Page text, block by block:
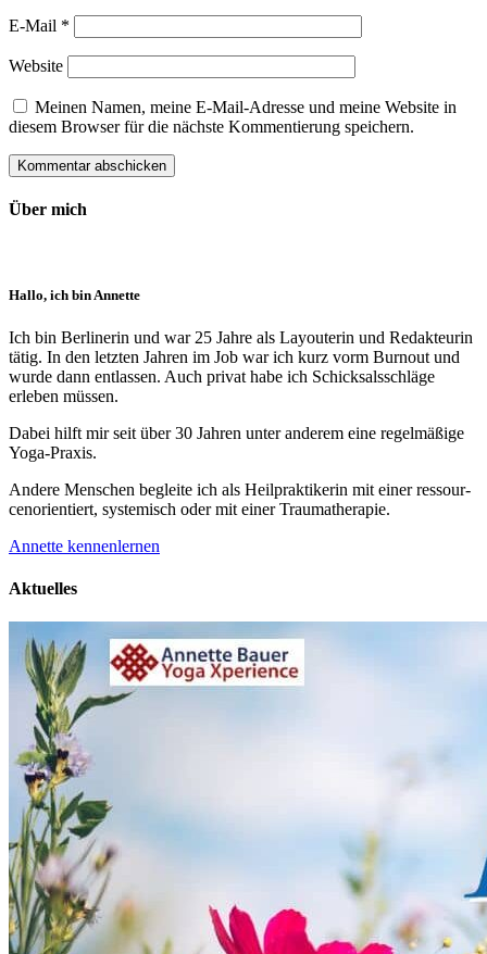
E-Mail *
Website
Meinen Namen, meine E-Mail-Adresse und meine Website in
diesem Browser für die nächste Kommentierung speichern.
Über mich
Hallo, ich bin Annette
Ich bin Berlinerin und war 25 Jahre als Layouterin und Redak­teurin
tätig. In den letzten Jahren im Job war ich kurz vorm Burnout und
wurde dann ent­lassen. Auch privat habe ich Schick­sals­schläge
erleben müssen.
Dabei hilft mir seit über 30 Jahren unter anderem eine regelmäßige
Yoga-Praxis.
Andere Menschen begleite ich als Heil­prakti­kerin mit einer ressour­
cenorien­tiert, systemisch oder mit einer Trauma­therapie.
Annette kennenlernen
Aktuelles